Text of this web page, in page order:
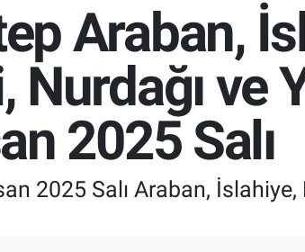
Araban,
Nurdağı ve
2025 Salı
2025 Salı Araban,